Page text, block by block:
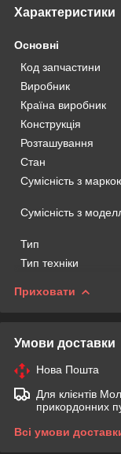
Характеристики
Основні
Код запчастини
Виробник
Країна виробник
Конструкція
Розташування
Стан
Сумісність з
Сумісність з
Тип
Тип техніки
Приховати
Умови доставки
Нова Пошта
Для клієнтів
прикордонних
Всі умови